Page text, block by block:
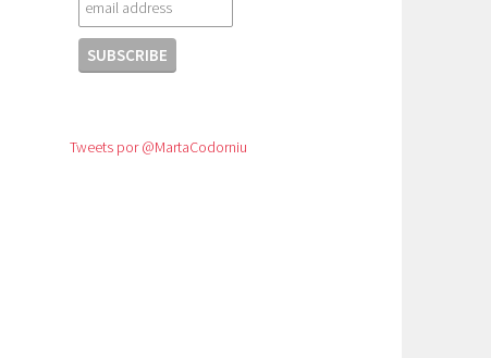
Tweets por @MartaCodorniu